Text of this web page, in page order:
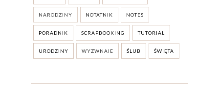
NARODZINY NOTATNIK NOTES
PORADNIK SCRAPBOOKING TUTORIAL
URODZINY WYZWNAIE ŚLUB ŚWIĘTA